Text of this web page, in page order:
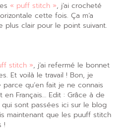
« puff stitch », j’ai crocheté
cette fois. Ça m’a
plus clair pour le point suivant.
stitch », j’ai refermé le bonnet
Et voilà le travail ! Bon, je
qu’en fait je ne connais
Français… Edit : Grâce à de
sont passées ici sur le blog
maintenant que les puuff stitch
!